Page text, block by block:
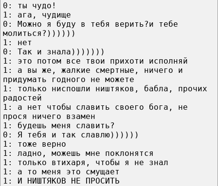
0: ты чудо!
1: ага, чудище
0: Можно я буду в тебя верить?и тебе
молиться?))))))
1: нет
0: Так и знала)))))))
1: это потом все твои прихоти исполняй
1: а вы же, жалкие смертные, ничего и
придумать годного не можете
1: только ниспошли ништяков, бабла, прочих
радостей
1: а нет чтобы славить своего бога, не
прося ничего взамен
1: будешь меня славить?
0: Я тебя и так славлю))))))
1: тоже верно
1: ладно, можешь мне поклонятся
1: только втихаря, чтобы я не знал
1: а то меня это смущает
1: И НИШТЯКОВ НЕ ПРОСИТЬ